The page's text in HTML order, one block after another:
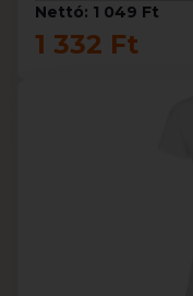
Nettó: 1 049 Ft
1 332 Ft